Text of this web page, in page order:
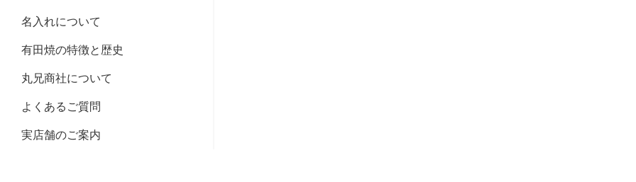
名入れについて
有田焼の特徴と歴史
丸兄商社について
よくあるご質問
実店舗のご案内